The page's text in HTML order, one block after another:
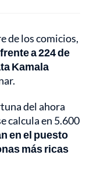
de los comicios,
a 224 de
Kamala
del ahora
calcula en 5.600
en el puesto
más ricas